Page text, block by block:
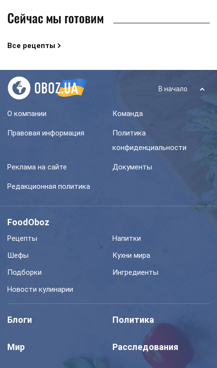
Сейчас мы готовим
Все рецепты
В начало
О компании Команда
Правовая информация
Политика
конфиденциальности
Реклама на сайте Документы
Редакционная политика
FoodOboz
Рецепты
Напитки
Шефы
Кухни мира
Подборки
Ингредиенты
Новости кулинарии
Блоги Политика
Мир Расследования